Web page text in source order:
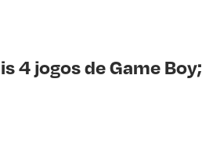
4 jogos de Game Boy;